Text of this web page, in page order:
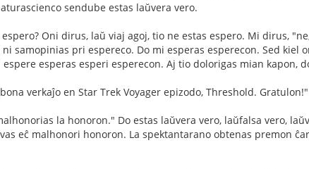
sendube estas laŭvera vero.
Oni dirus, laŭ viaj agoj, tio ne estas espero. Mi dirus,
samopinias pri espereco. Do mi esperas esperecon. Sed kiel
esperas esperi esperecon. Aj tio dolorigas mian kapon,
verkaĵo en Star Trek Voyager epizodo, Threshold. Gratulon!"
la honoron." Do estas laŭvera vero, laŭfalsa vero,
eĉ malhonori honoron. La spektantarano obtenas premon